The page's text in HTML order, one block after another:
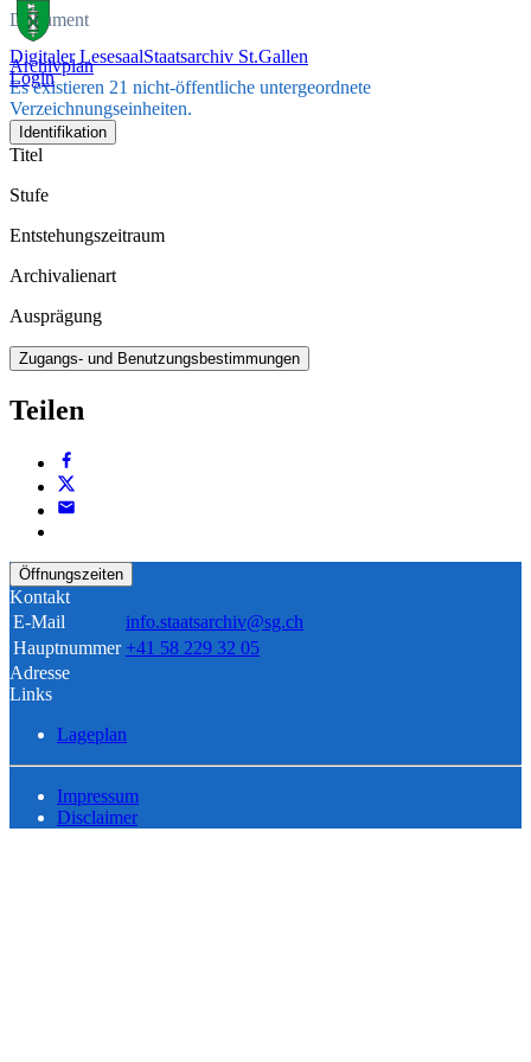
Digitaler LesesaalStaatsarchiv St.Gallen
Login
Dokument
Archivplan
Es existieren 21 nicht-öffentliche untergeordnete
Verzeichnungseinheiten.
Identifikation
Titel
Stufe
Entstehungszeitraum
Archivalienart
Ausprägung
Zugangs- und Benutzungsbestimmungen
Teilen
Öffnungszeiten
Kontakt
E-Mail
info.staatsarchiv@sg.ch
Hauptnummer +41 58 229 32 05
Adresse
Links
Lageplan
Impressum
Disclaimer